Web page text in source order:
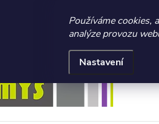
☀️ LETNÍ AKCE
Používáme cookies,
analýze provozu
Nastavení
Obchodní podmínky